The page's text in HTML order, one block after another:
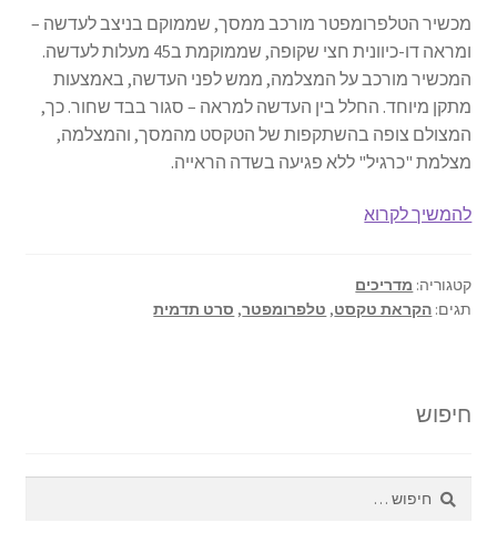
רשימת ציוד
שידור וידאו חי באינטרנט
תשלום
מכשיר הטלפרומפטר מורכב ממסך, שממוקם בניצב לעדשה –
ומראה דו-כיוונית חצי שקופה, שממוקמת ב45 מעלות לעדשה.
המכשיר מורכב על המצלמה, ממש לפני העדשה, באמצעות
מתקן מיוחד. החלל בין העדשה למראה – סגור בבד שחור. כך,
המצולם צופה בהשתקפות של הטקסט מהמסך, והמצלמה,
מצלמת "כרגיל" ללא פגיעה בשדה הראייה.
להמשיך לקרואטלפרומפטר
מה
שצריך
קטגוריה: מדריכים
תגים: הקראת טקסט, טלפרומפטר, סרט תדמית
חיפוש
חיפוש: